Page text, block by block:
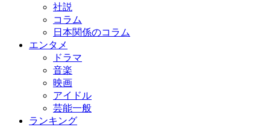
社説
コラム
日本関係のコラム
エンタメ
ドラマ
音楽
映画
アイドル
芸能一般
ランキング